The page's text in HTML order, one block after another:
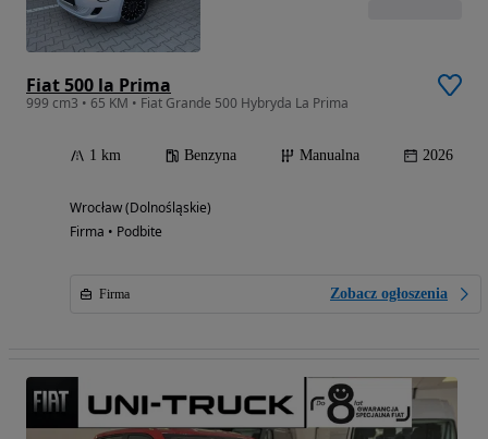
Fiat 500 la Prima
999 cm3 • 65 KM • Fiat Grande 500 Hybryda La Prima
1 km Benzyna Manualna 2026
Wrocław (Dolnośląskie)
Firma • Podbite
Firma Zobacz ogłoszenia